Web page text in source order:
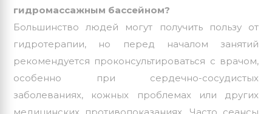
гидромассажным бассейном?
Большинство людей могут получить пользу от
гидротерапии, но перед началом занятий
рекомендуется проконсультироваться с врачом,
особенно при сердечно-сосудистых
заболеваниях, кожных проблемах или других